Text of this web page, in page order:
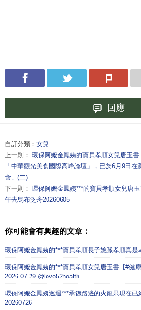
回應
自訂分類： 女兒
上一則： 環保阿嬤金鳳姨的寶貝孝順女兒唐玉
「中華觀光美食國際高峰論壇」，已於6月9日在
會。(二)
下一則： 環保阿嬤金鳳姨***的寶貝孝順女兒唐
午去烏布泛舟20260605
你可能會有興趣的文章：
環保阿嬤金鳳姨的***寶貝孝順長子媳孫孝順真是
環保阿嬤金鳳姨的***寶貝孝順女兒唐玉書【#健
2026.07.29 ‪@love52health‬
環保阿嬤金鳳姨巡迴***承德路邊的火龍果現在已
20260726